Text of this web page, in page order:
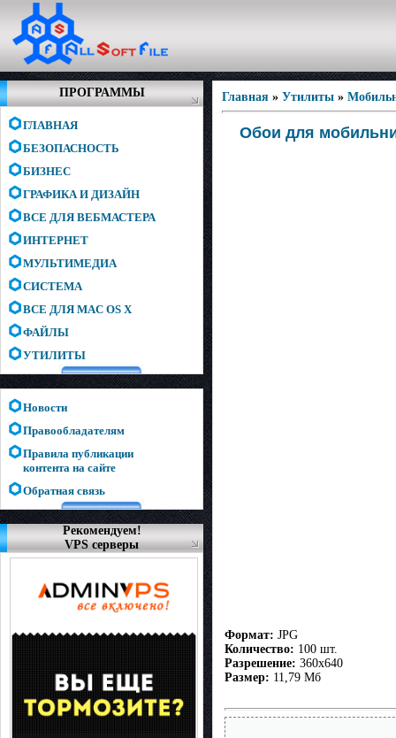
ПРОГРАММЫ
ГЛАВНАЯ
БЕЗОПАСНОСТЬ
БИЗНЕС
ГРАФИКА И ДИЗАЙН
ВСЕ ДЛЯ ВЕБМАСТЕРА
ИНТЕРНЕТ
МУЛЬТИМЕДИА
СИСТЕМА
ВСЕ ДЛЯ MAC OS X
ФАЙЛЫ
УТИЛИТЫ
Новости
Правообладателям
Правила публикации
контента на сайте
Обратная связь
Рекомендуем!
VPS серверы
Главная » Утилиты »
Обои для
Формат: JPG
Количество: 100 шт.
Разрешение: 360x640
Размер: 11,79 Мб